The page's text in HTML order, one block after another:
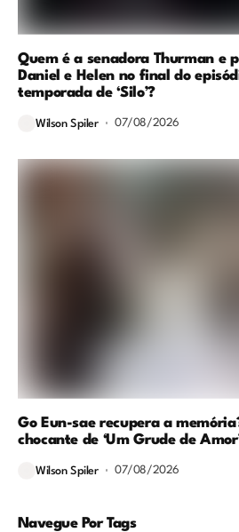
Quem é a senadora Thurman e
Daniel e Helen no final do
temporada de ‘Silo’?
Wilson Spiler 07/08/2026
Go Eun-sae recupera a
chocante de ‘Um Grude de
Wilson Spiler 07/08/2026
Navegue Por Tags